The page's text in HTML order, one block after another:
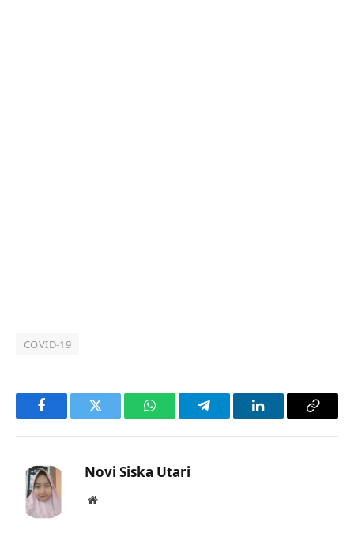
COVID-19
FacebookTwitter WhatsAppTelegramLinkedInCopy
Novi Siska Utari
Website